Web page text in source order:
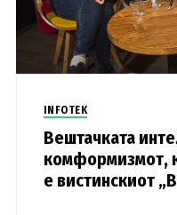
INFOTEK
Вештачката
комформизмот,
е вистинскиот